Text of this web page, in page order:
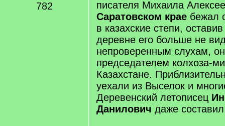
782
писателя Михаила
Саратовском крае бежал
в казахские степи,
деревне его больше не
непроверенным слухам,
председателем колхоза-
Казахстане.
уехали из Выселок и
Деревенский летописец
Данилович даже